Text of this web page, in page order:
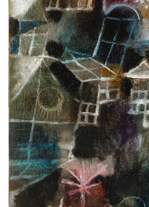
Sonstiges